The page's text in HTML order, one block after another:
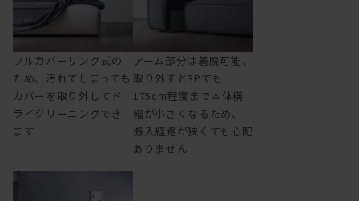
フルカバーリング式の
ため、汚れてしまっても
カバーを取り外してド
ライクリーニングでき
ます
アーム部分は着脱可能、
取り外すと3Pでも
175cm程度まで本体横
幅が小さくなるため、
搬入経路が狭くても心配
ありません